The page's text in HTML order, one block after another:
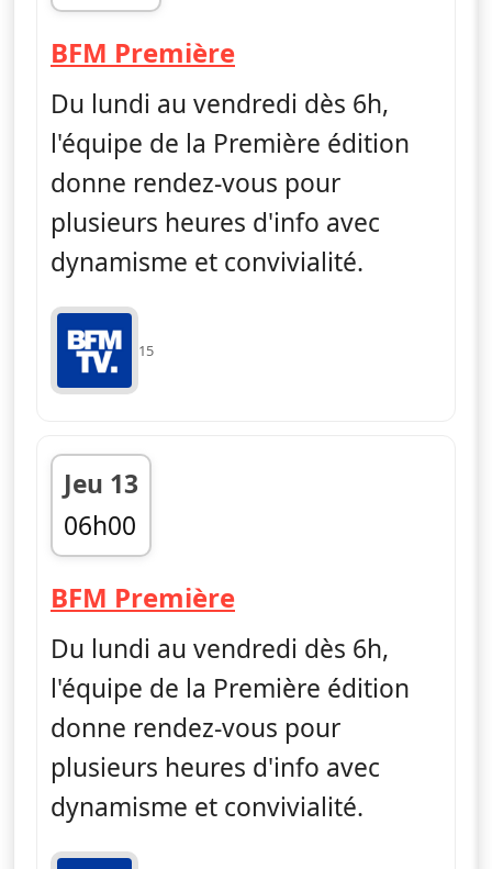
fin 09h00
BFM Première— Première édition
Du lundi au vendredi dès 6h,
l'équipe de la Première édition
donne rendez-vous pour
plusieurs heures d'info avec
dynamisme et convivialité.
15
Jeu 13
06h00
fin 09h00
BFM Première— Première édition
Du lundi au vendredi dès 6h,
l'équipe de la Première édition
donne rendez-vous pour
plusieurs heures d'info avec
dynamisme et convivialité.